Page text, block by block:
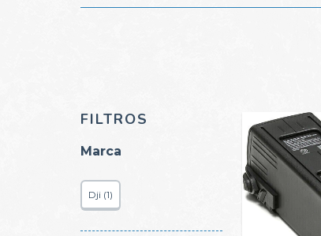
FILTROS
Marca
Dji (1)